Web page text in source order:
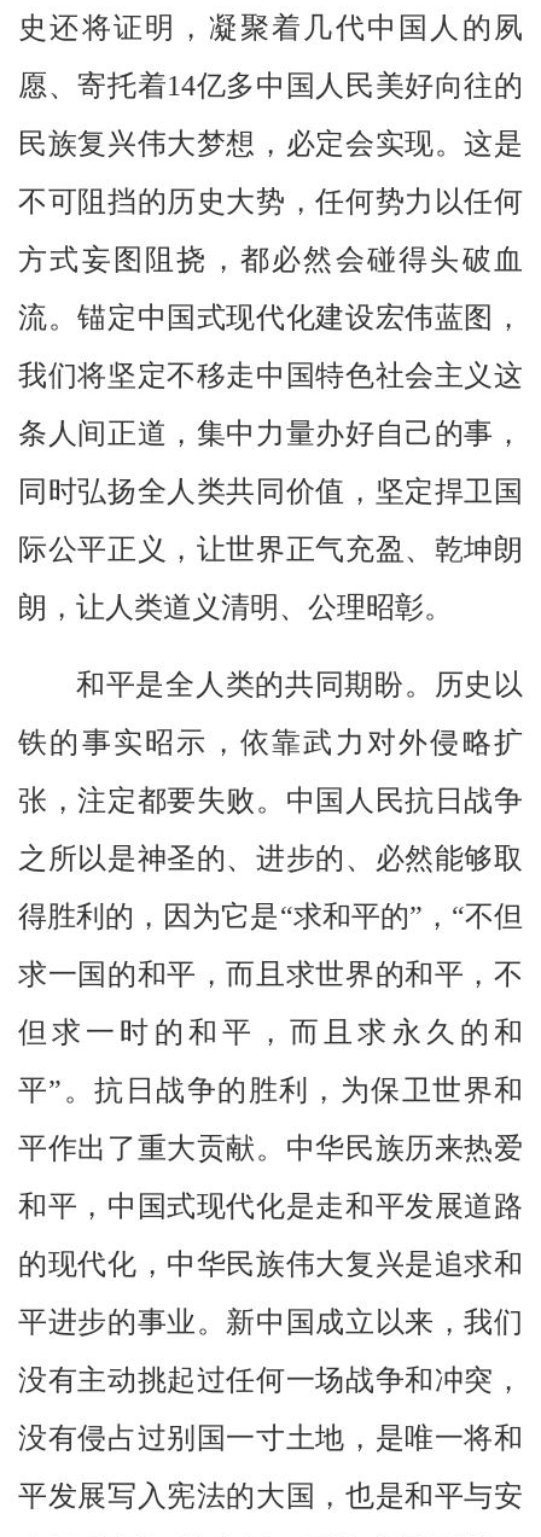
史还将证明，凝聚着几代中国人的夙
愿、寄托着14亿多中国人民美好向往的
民族复兴伟大梦想，必定会实现。这是
不可阻挡的历史大势，任何势力以任何
方式妄图阻挠，都必然会碰得头破血
流。锚定中国式现代化建设宏伟蓝图，
我们将坚定不移走中国特色社会主义这
条人间正道，集中力量办好自己的事，
同时弘扬全人类共同价值，坚定捍卫国
际公平正义，让世界正气充盈、乾坤朗
朗，让人类道义清明、公理昭彰。
和平是全人类的共同期盼。历史以
铁的事实昭示，依靠武力对外侵略扩
张，注定都要失败。中国人民抗日战争
之所以是神圣的、进步的、必然能够取
得胜利的，因为它是“求和平的”，“不但
求一国的和平，而且求世界的和平，不
但求一时的和平，而且求永久的和
平”。抗日战争的胜利，为保卫世界和
平作出了重大贡献。中华民族历来热爱
和平，中国式现代化是走和平发展道路
的现代化，中华民族伟大复兴是追求和
平进步的事业。新中国成立以来，我们
没有主动挑起过任何一场战争和冲突，
没有侵占过别国一寸土地，是唯一将和
平发展写入宪法的大国，也是和平与安